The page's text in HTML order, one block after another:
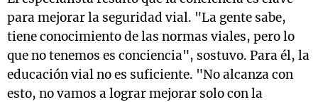
para mejorar la seguridad vial. "La gente sabe,
tiene conocimiento de las normas viales, pero lo
que no tenemos es conciencia", sostuvo. Para él, la
educación vial no es suficiente. "No alcanza con
esto, no vamos a lograr mejorar solo con la